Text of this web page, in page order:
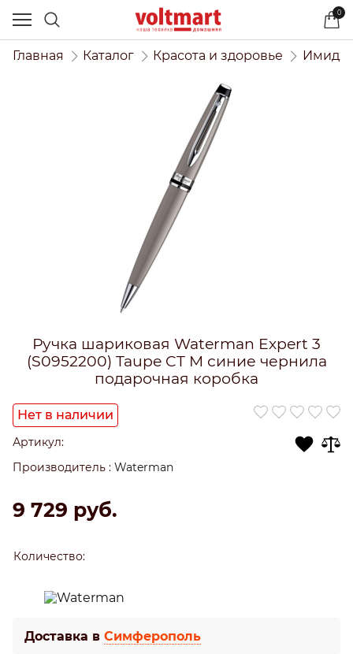
0
Главная Каталог Красота и здоровье
Ручка шариковая Waterman Expert 3
(S0952200) Taupe CT M синие чернила
подарочная коробка
Нет в наличии
Артикул:
Производитель : Waterman
9 729 руб.
Количество:
Доставка в Симферополь